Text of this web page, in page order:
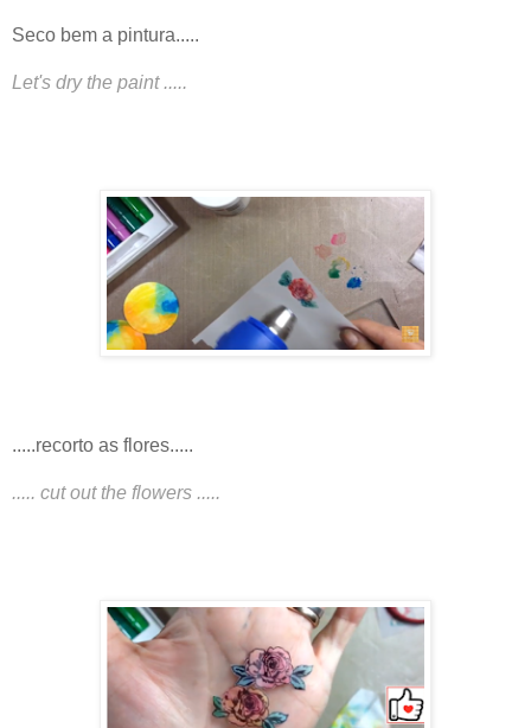
Seco bem a pintura.....
Let's dry the paint .....
.....recorto as flores.....
..... cut out the flowers .....